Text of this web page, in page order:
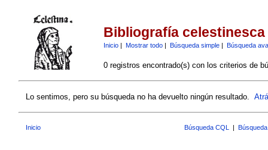
Bibliografía celestinesca
Inicio| Mostrar todo| Búsqueda simple| Búsqueda
0 registros encontrado(s) con los criterios de
Lo sentimos, pero su búsqueda no ha devuelto ningún resultado.
Inicio Búsqueda CQL |